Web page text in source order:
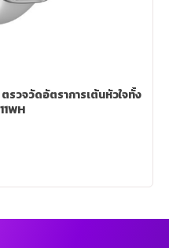
วจวัดอัตราการเต้นหัวใจทั้ง